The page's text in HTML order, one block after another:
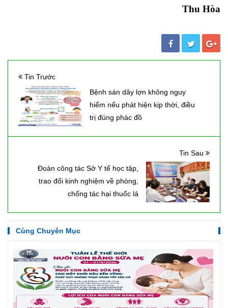
Thu Hòa
Tin Trước
Bệnh sán dây lợn không nguy
hiểm nếu phát hiện kịp thời, điều
trị đúng phác đồ
Tin Sau
Đoàn công tác Sở Y tế học tập,
trao đổi kinh nghiệm về phòng,
chống tác hại thuốc lá
Cùng Chuyên Mục